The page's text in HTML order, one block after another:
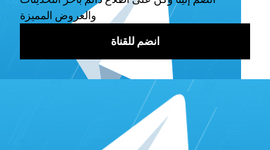
المستخدمين.
شراء مشاهدات الانستقرام:
مشاهدات الانستقرام
من موقع برنس سيرفسس
التفاعل مع المتابعين:
يُمكن زيادة تفاعل المتابعين على
صفحة الانستقرام مع المحتوى عن طريق الرد على